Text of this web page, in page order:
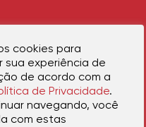
cookies para
sua experiência de
de acordo com a
de Privacidade.
navegando, você
com estas